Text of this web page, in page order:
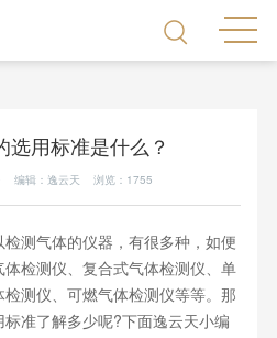
选用标准是什么？
编辑：逸云天 浏览： 1755
测气体的仪器，有很多种，如便
体检测仪、复合式气体检测仪、单
测仪、可燃气体检测仪等等。那
准了解多少呢?下面逸云天小编